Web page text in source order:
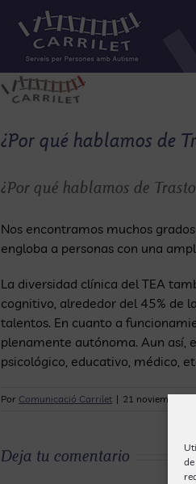
¿Por qué hablamos de
¿Por qué hablamos de
Nos encontramos muchos
engloba a personas con una
La diversidad clínica del TEA
cognitivo, alrededor del 45% de
talentos. En cuanto a
plenamente autónoma. Aun así,
psicológico, educativo, médico,
Por Comunicació Carrilet | 21 noviembre,
Deja tu comentario